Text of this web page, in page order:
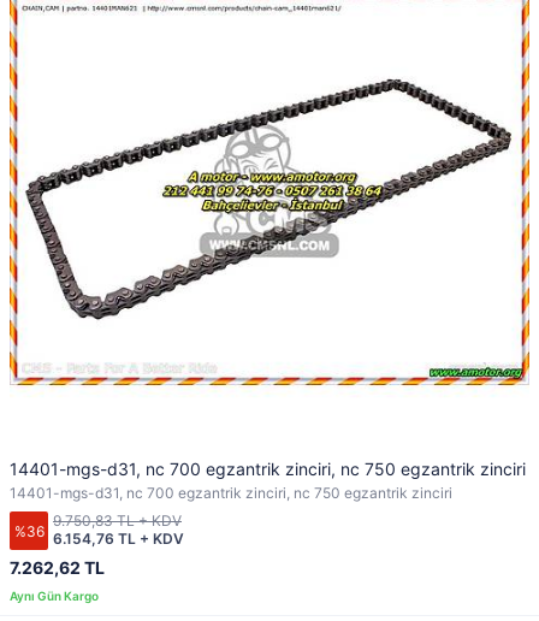
14401-mgs-d31, nc 700 egzantrik zinciri, nc 750 egzantrik zinciri
14401-mgs-d31, nc 700 egzantrik zinciri, nc 750 egzantrik zinciri
%36
7.262,62 TL
6.154,76 TL + KDV
9.750,83 TL + KDV